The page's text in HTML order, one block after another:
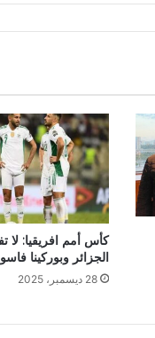
كأس أمم افريقيا: لا
الجزائر وبوركينا
28 ديسمبر، 2025